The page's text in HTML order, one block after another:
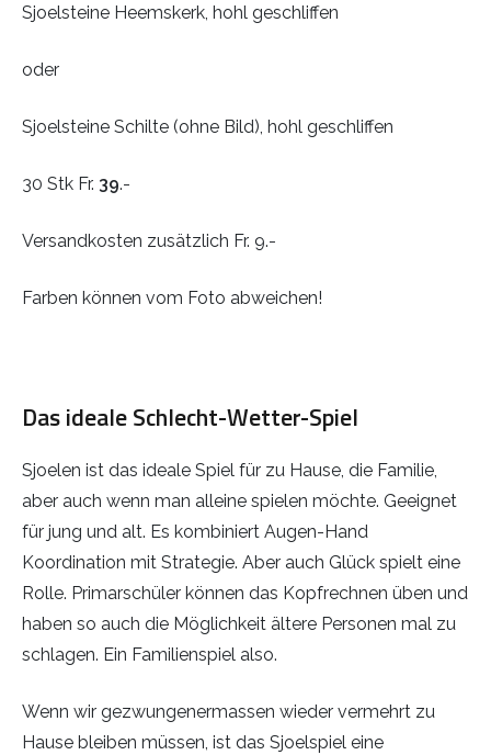
Sjoelsteine Heemskerk, hohl geschliffen
oder
Sjoelsteine Schilte (ohne Bild), hohl geschliffen
30 Stk Fr. 39.-
Versandkosten zusätzlich Fr. 9.-
Farben können vom Foto abweichen!
Das ideale Schlecht-Wetter-Spiel
Sjoelen ist das ideale Spiel für zu Hause, die Familie,
aber auch wenn man alleine spielen möchte. Geeignet
für jung und alt. Es kombiniert Augen-Hand
Koordination mit Strategie. Aber auch Glück spielt eine
Rolle. Primarschüler können das Kopfrechnen üben und
haben so auch die Möglichkeit ältere Personen mal zu
schlagen. Ein Familienspiel also.
Wenn wir gezwungenermassen wieder vermehrt zu
Hause bleiben müssen, ist das Sjoelspiel eine